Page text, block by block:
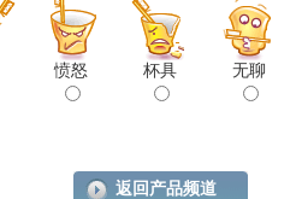
愤怒 杯具 无聊
返回产品频道